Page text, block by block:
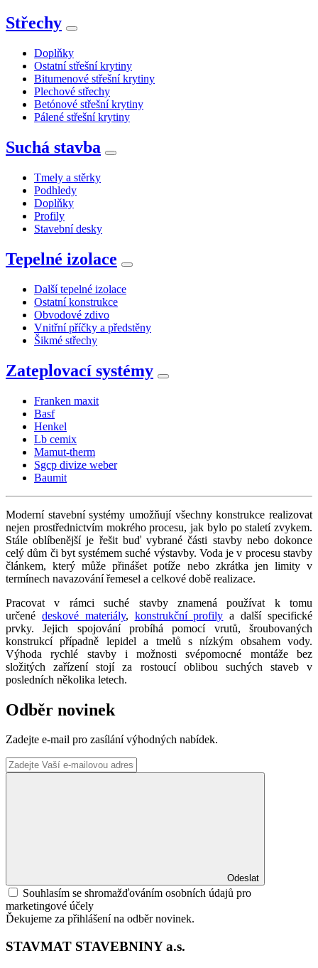
Střechy
Doplňky
Ostatní střešní krytiny
Bitumenové střešní krytiny
Plechové střechy
Betónové střešní krytiny
Pálené střešní krytiny
Suchá stavba
Tmely a stěrky
Podhledy
Doplňky
Profily
Stavební desky
Tepelné izolace
Další tepelné izolace
Ostatní konstrukce
Obvodové zdivo
Vnitřní příčky a předstěny
Šikmé střechy
Zateplovací systémy
Franken maxit
Basf
Henkel
Lb cemix
Mamut-therm
Sgcp divize weber
Baumit
Moderní stavební systémy umožňují všechny konstrukce realizovat
nejen prostřednictvím mokrého procesu, jak bylo po staletí zvykem.
Stále oblíbenější je řešit buď vybrané části stavby nebo dokonce
celý dům či byt systémem suché výstavby. Voda je v procesu stavby
článkem, který může přinášet potíže nebo zkrátka jen limity v
termínech navazování řemesel a celkové době realizace.
Pracovat v rámci suché stavby znamená používat k tomu
určené deskové materiály, konstrukční profily a další specifické
prvky. Jejich spojování probíhá pomocí vrutů, šroubovaných
konstrukcí případně lepidel a tmelů s nízkým obsahem vody.
Výhoda rychlé stavby i možnosti svépomocné montáže bez
složitých zařízení stojí za rostoucí oblibou suchých staveb v
posledních několika letech.
Odběr novinek
Zadejte e-mail pro zasílání výhodných nabídek.
Odeslat
Souhlasím se shromažďováním osobních údajů pro
marketingové účely
Ďekujeme za přihlášení na odběr novinek.
STAVMAT STAVEBNINY a.s.